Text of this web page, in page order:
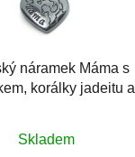
náramek Máma s
korálky jadeitu a
hodnocení
Skladem